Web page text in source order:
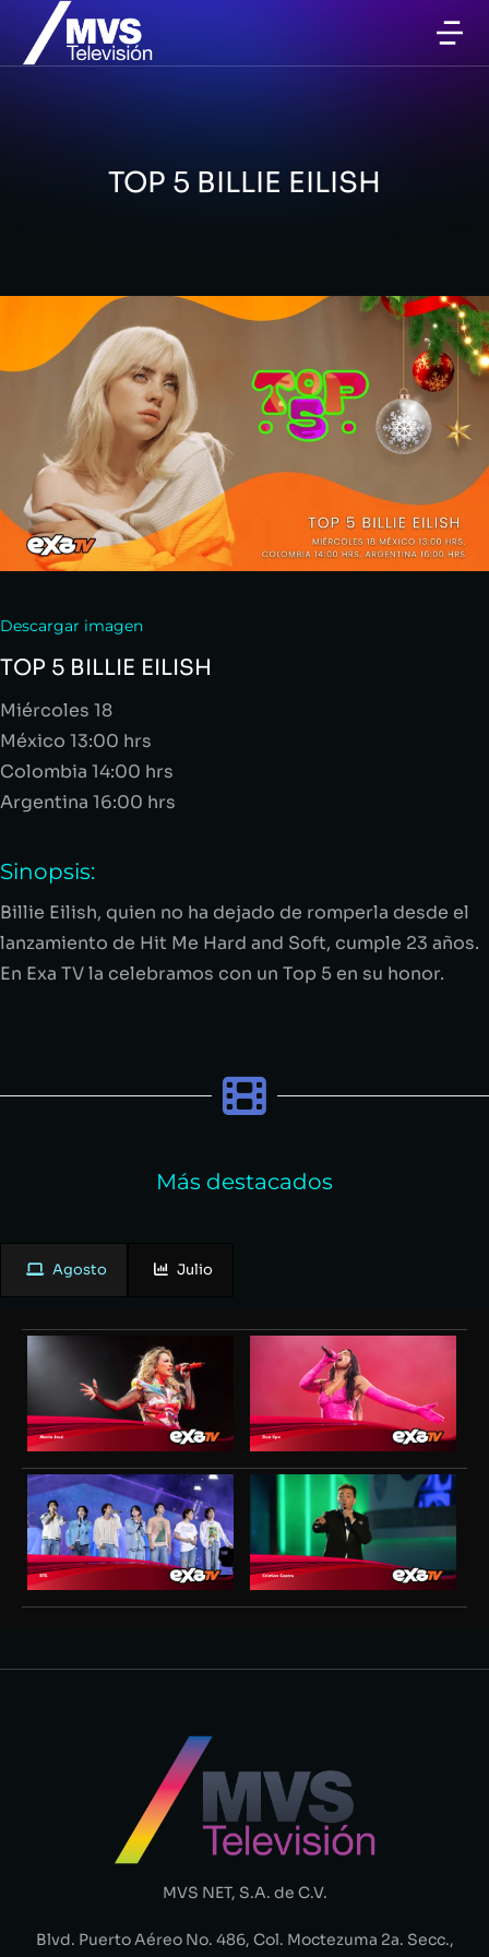
TOP 5 BILLIE EILISH
Descargar imagen
TOP 5 BILLIE EILISH
Miércoles 18
México 13:00 hrs
Colombia 14:00 hrs
Argentina 16:00 hrs
Sinopsis:
Billie Eilish, quien no ha dejado de romperla desde el
lanzamiento de Hit Me Hard and Soft, cumple 23 años.
En Exa TV la celebramos con un Top 5 en su honor.
Más destacados
Agosto Julio
MVS NET, S.A. de C.V.
Blvd. Puerto Aéreo No. 486, Col. Moctezuma 2a. Secc.,